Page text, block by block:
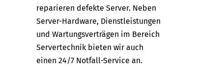
reparieren defekte Server. Neben
Server-Hardware, Dienstleistungen
und Wartungsverträgen im Bereich
Servertechnik bieten wir auch
einen 24/7 Notfall-Service an.